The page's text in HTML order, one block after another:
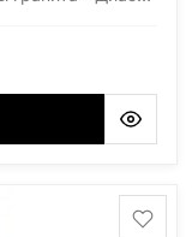
Мурманская